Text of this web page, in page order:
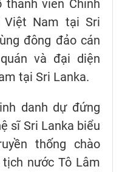
thành viên Chính
Nam tại Sri
đông đảo cán
và đại diện
tại Sri Lanka.
danh dự đứng
sĩ Sri Lanka biểu
thống chào
nước Tô Lâm